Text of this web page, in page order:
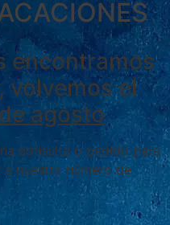
encontramos
volvemos el
agosto
consulta o pedido para
nuestro número de